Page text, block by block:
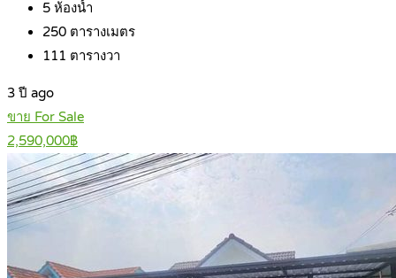
5 ห้องน้ำ
250 ตารางเมตร
111 ตารางวา
3 ปี ago
ขาย For Sale
2,590,000฿